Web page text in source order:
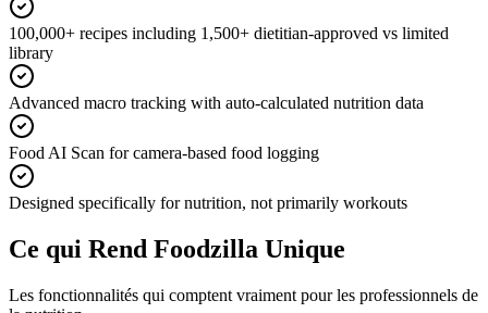
100,000+ recipes including 1,500+ dietitian-approved vs limited
library
Advanced macro tracking with auto-calculated nutrition data
Food AI Scan for camera-based food logging
Designed specifically for nutrition, not primarily workouts
Ce qui Rend Foodzilla Unique
Les fonctionnalités qui comptent vraiment pour les professionnels de